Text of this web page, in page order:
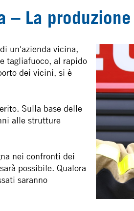
La
un'azienda vicina,
tagliafuoco, al rapido
dei vicini, si è
Sulla base delle
alle strutture
nei confronti dei
possibile. Qualora
saranno